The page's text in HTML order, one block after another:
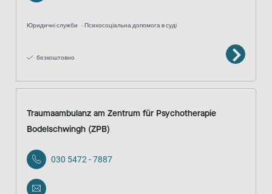
Юридичні служби Психосоціальна допомога в суді
безкоштовно
Traumaambulanz am Zentrum für Psychotherapie
Bodelschwingh (ZPB)
030 5472 - 7887